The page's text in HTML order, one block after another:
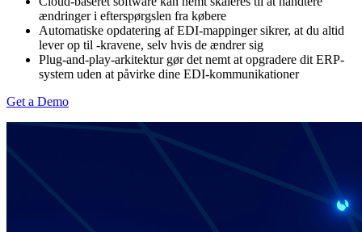
ændringer i efterspørgslen fra købere
Automatiske opdatering af EDI-mappinger sikrer, at du altid
lever op til -kravene, selv hvis de ændrer sig
Plug-and-play-arkitektur gør det nemt at opgradere dit ERP-
system uden at påvirke dine EDI-kommunikationer
Get a Demo